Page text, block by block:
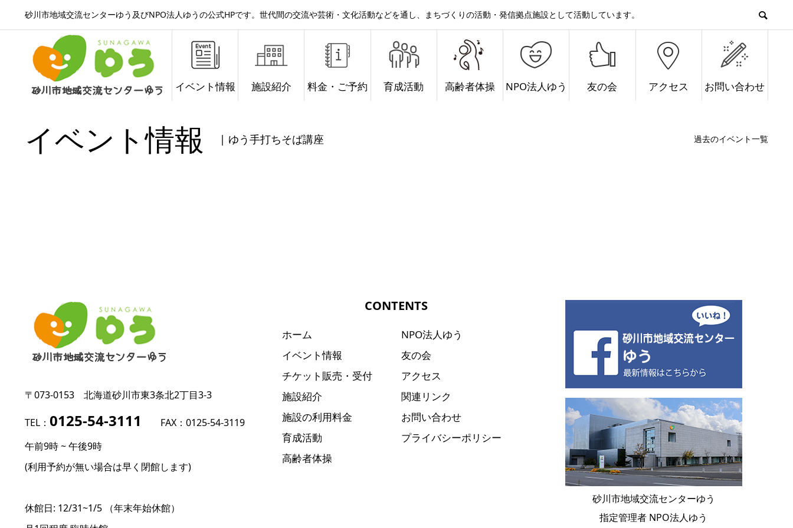
砂川市地域交流センターゆう及びNPO法人ゆうの公式HPです。世代間の交流や芸術・文化活動などを通し、まちづくりの活動・発信拠点施設として活動しています。
イベント情報 施設紹介 料金・ご予約 育成活動 高齢者体操 NPO法人ゆう 友の会 アクセス お問い合わせ
イベント情報 | ゆう手打ちそば講座 過去のイベント一覧
〒073-0153 北海道砂川市東3条北2丁目3-3
TEL： 0125-54-3111
FAX：0125-54-3119
午前9時 ~ 午後9時
(利用予約が無い場合は早く閉館します)
休館日: 12/31~1/5 （年末年始休館）
CONTENTS
ホーム
イベント情報
チケット販売・受付
施設紹介
施設の利用料金
育成活動
高齢者体操
NPO法人ゆう
友の会
アクセス
関連リンク
お問い合わせ
プライバシーポリシー
砂川市地域交流センターゆう
指定管理者 NPO法人ゆう